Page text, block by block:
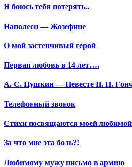
Я боюсь тебя потерять..
Наполеон — Жозефине
О мой застенчивый герой
Первая любовь в 14 лет….
А. С. Пушкин — Невесте Н. Н.
Телефонный звонок
Стихи посвящаются моей
За что мне эта боль?!
Любимому мужу письмо в армию